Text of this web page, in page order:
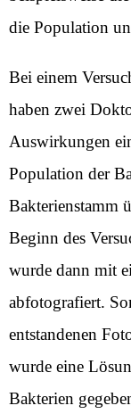
die Population
Bei einem
haben zwei
Auswirkungen
Population der
Bakterienstamm
Beginn des
wurde dann mit
abfotografiert.
entstandenen
wurde eine
Bakterien